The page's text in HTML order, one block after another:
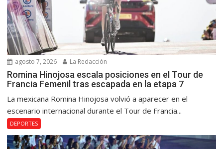
agosto 7, 2026 La Redacción
Romina Hinojosa escala posiciones en el Tour de
Francia Femenil tras escapada en la etapa 7
La mexicana Romina Hinojosa volvió a aparecer en el
escenario internacional durante el Tour de Francia...
DEPORTES